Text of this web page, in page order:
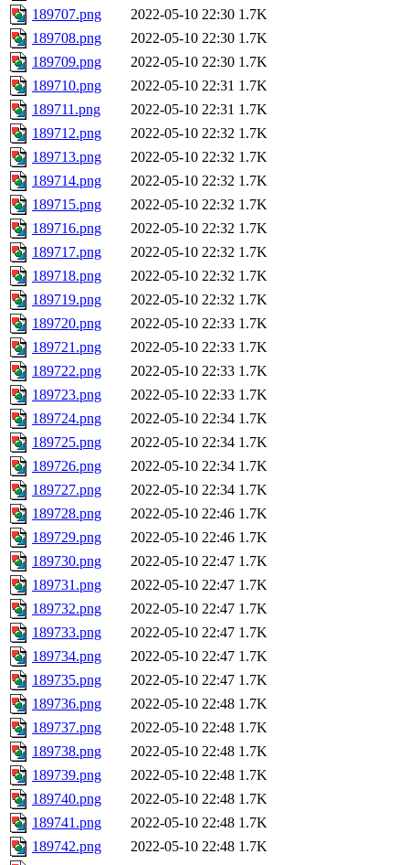
189707.png
2022-05-10 22:30 1.7K
189708.png
2022-05-10 22:30 1.7K
189709.png
2022-05-10 22:30 1.7K
189710.png
2022-05-10 22:31 1.7K
189711.png
2022-05-10 22:31 1.7K
189712.png
2022-05-10 22:32 1.7K
189713.png
2022-05-10 22:32 1.7K
189714.png
2022-05-10 22:32 1.7K
189715.png
2022-05-10 22:32 1.7K
189716.png
2022-05-10 22:32 1.7K
189717.png
2022-05-10 22:32 1.7K
189718.png
2022-05-10 22:32 1.7K
189719.png
2022-05-10 22:32 1.7K
189720.png
2022-05-10 22:33 1.7K
189721.png
2022-05-10 22:33 1.7K
189722.png
2022-05-10 22:33 1.7K
189723.png
2022-05-10 22:33 1.7K
189724.png
2022-05-10 22:34 1.7K
189725.png
2022-05-10 22:34 1.7K
189726.png
2022-05-10 22:34 1.7K
189727.png
2022-05-10 22:34 1.7K
189728.png
2022-05-10 22:46 1.7K
189729.png
2022-05-10 22:46 1.7K
189730.png
2022-05-10 22:47 1.7K
189731.png
2022-05-10 22:47 1.7K
189732.png
2022-05-10 22:47 1.7K
189733.png
2022-05-10 22:47 1.7K
189734.png
2022-05-10 22:47 1.7K
189735.png
2022-05-10 22:47 1.7K
189736.png
2022-05-10 22:48 1.7K
189737.png
2022-05-10 22:48 1.7K
189738.png
2022-05-10 22:48 1.7K
189739.png
2022-05-10 22:48 1.7K
189740.png
2022-05-10 22:48 1.7K
189741.png
2022-05-10 22:48 1.7K
189742.png
2022-05-10 22:48 1.7K